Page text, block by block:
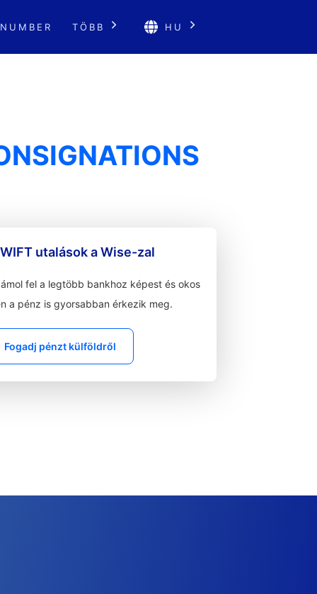
TÖBB HU
utalások a Wise-zal
fel a legtöbb bankhoz képest és okos
a pénz is gyorsabban érkezik meg.
Fogadj pénzt külföldről